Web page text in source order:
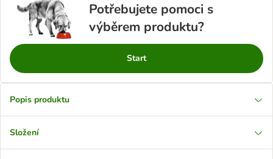
Potřebujete pomoci s
výběrem produktu?
Start
Popis produktu
Složení